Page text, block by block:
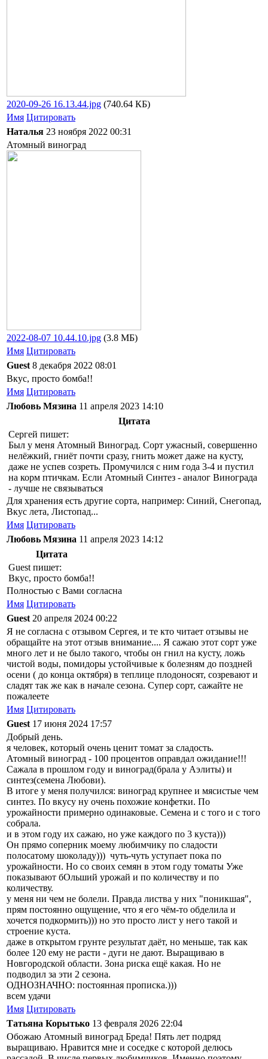
2020-09-26 16.13.44.jpg (740.64 КБ)
Имя Цитировать
Наталья 23 ноября 2022 00:31
Атомный виноград
2022-08-07 10.44.10.jpg (3.8 МБ)
Имя Цитировать
Guest 8 декабря 2022 08:01
Вкус, просто бомба!!
Имя Цитировать
Любовь Мязина 11 апреля 2023 14:10
Цитата
Сергей пишет:
Был у меня Атомный Виноград. Сорт ужасный, совершенно
нелёжкий, гниёт почти сразу, гнить может даже на кусту,
даже не успев созреть. Промучился с ним года 3-4 и пустил
на корм птичкам. Если Атомный Синтез - аналог Винограда
- лучше не связываться
Для хранения есть другие сорта, например: Синий, Снегопад,
Вкус лета, Листопад...
Имя Цитировать
Любовь Мязина 11 апреля 2023 14:12
Цитата
Guest пишет:
Вкус, просто бомба!!
Полностью с Вами согласна
Имя Цитировать
Guest 20 апреля 2024 00:22
Я не согласна с отзывом Сергея, и те кто читает отзывы не
обращайте на этот отзыв внимание.... Я сажаю этот сорт уже
много лет и не было такого, чтобы он гнил на кусту, ложь
чистой воды, помидоры устойчивые к болезням до поздней
осени ( до конца октября) в теплице плодоносят, созревают и
сладят так же как в начале сезона. Супер сорт, сажайте не
пожалеете
Имя Цитировать
Guest 17 июня 2024 17:57
Добрый день.
я человек, который очень ценит томат за сладость.
Атомный виноград - 100 процентов оправдал ожидание!!!
Сажала в прошлом году и виноград(брала у Аэлиты) и
синтез(семена Любови).
В итоге у меня получился: виноград крупнее и мясистые чем
синтез. По вкусу ну очень похожие конфетки. По
урожайности примерно одинаковые. Семена и с того и с того
собрала.
и в этом году их сажаю, но уже каждого по 3 куста)))
Он прямо соперник моему любимчику по сладости
полосатому шоколаду))) чуть-чуть уступает пока по
урожайности. Но со своих семян в этом году томаты Уже
показывают бОльший урожай и по количеству и по
количеству.
у меня ни чем не болели. Правда листва у них "поникшая",
прям постоянно ощущение, что я его чём-то обделила и
хочется подкормить))) но это просто лист у него такой и
строение куста.
даже в открытом грунте результат даёт, но меньше, так как
более 120 ему не расти - дуги не дают. Выращиваю в
Новгородской области. Зона риска ещё какая. Но не
подводил за эти 2 сезона.
ОДНОЗНАЧНО: постоянная прописка.)))
всем удачи
Имя Цитировать
Татьяна Корытько 13 февраля 2026 22:04
Обожаю Атомный виноград Бреда! Пять лет подряд
выращиваю. Нравится мне и соседке с которой делюсь